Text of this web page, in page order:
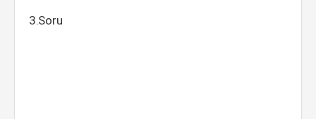
3.Soru